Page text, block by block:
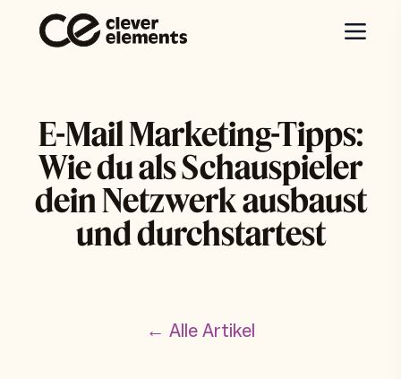
E-Mail Marketing-Tipps:
Wie du als Schauspieler
dein Netzwerk ausbaust
und durchstartest
← Alle Artikel